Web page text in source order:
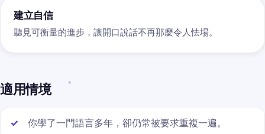
建立自信
聽見可衡量的進步，讓開口說話不再那麼令人怯場。
適用情境
你學了一門語言多年，卻仍常被要求重複一遍。